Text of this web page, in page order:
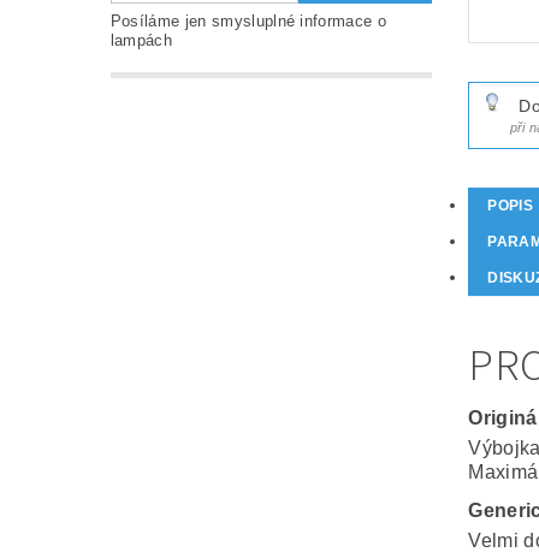
Posíláme jen smysluplné informace o
lampách
při
POPIS
Velmi